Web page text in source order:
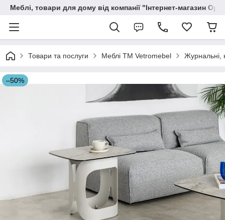
Меблі, товари для дому від компанії "Інтернет-магазин
Товари та послуги Меблі TM Vetromebel Журнальні,
–50%